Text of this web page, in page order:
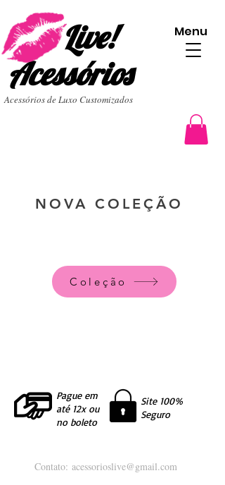
Live!
Acessórios
Acessórios de Luxo Customizados
NOVA COLEÇÃO
Menu
Coleção
Pague em
até 12x ou
no boleto
Site 100%
Seguro
Contato: acessorioslive@gmail.com